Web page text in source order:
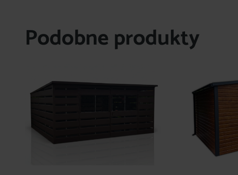
Podobne produkty